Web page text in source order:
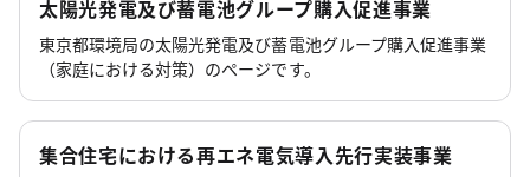
太陽光発電及び蓄電池グループ購入促進事業
東京都環境局の太陽光発電及び蓄電池グループ購入促進事業
（家庭における対策）のページです。
集合住宅における再エネ電気導入先行実装事業